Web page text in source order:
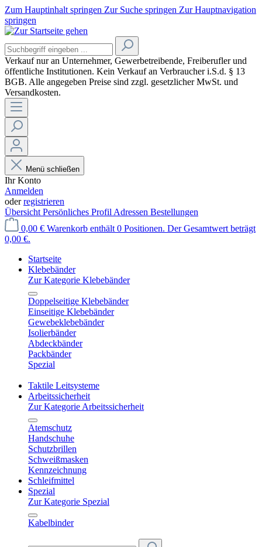
Zum Hauptinhalt springen Zur Suche springen Zur Hauptnavigation
springen
Verkauf nur an Unternehmer, Gewerbetreibende, Freiberufler und
öffentliche Institutionen. Kein Verkauf an Verbraucheri.S.d. § 13
BGB. Alle angegeben Preise sind zzgl. gesetzlicher MwSt. und
Versandkosten.
Menü schließen
Ihr Konto
Anmelden
oderregistrieren
Übersicht Persönliches Profil Adressen Bestellungen
0,00 € Warenkorb enthält 0 Positionen. Der Gesamtwert beträgt
0,00 €.
Startseite
Klebebänder
Zur Kategorie Klebebänder
Doppelseitige Klebebänder
Einseitige Klebebänder
Gewebeklebebänder
Isolierbänder
Abdeckbänder
Packbänder
Spezial
Taktile Leitsysteme
Arbeitssicherheit
Zur Kategorie Arbeitssicherheit
Atemschutz
Handschuhe
Schutzbrillen
Schweißmasken
Kennzeichnung
Schleifmittel
Spezial
Zur Kategorie Spezial
Kabelbinder